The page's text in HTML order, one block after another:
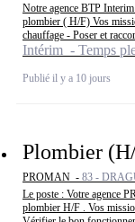
Notre agence BTP
plombier ( H/F) Vos
chauffage - Poser et
Intérim - Temps
Publié il y a 10 jours
Plombier
PROMAN - 83 -
Le poste : Votre agence
plombier H/F . Vos